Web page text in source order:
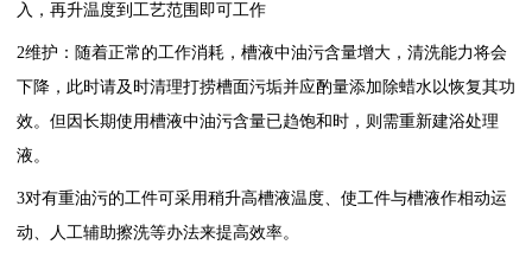
入，再升温度到工艺范围即可工作
2维护：随着正常的工作消耗，槽液中油污含量增大，清洗能力将会
下降，此时请及时清理打捞槽面污垢并应酌量添加除蜡水以恢复其功
效。但因长期使用槽液中油污含量已趋饱和时，则需重新建浴处理
液。
3对有重油污的工件可采用稍升高槽液温度、使工件与槽液作相动运
动、人工辅助擦洗等办法来提高效率。